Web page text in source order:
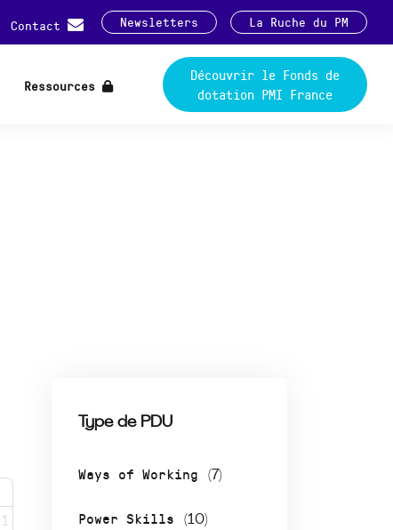
Contact Newsletters La Ruche du PM
Ressources
Découvrir le Fonds de
dotation PMI France
Type de PDU
Ways of Working (7)
Power Skills (10)
1